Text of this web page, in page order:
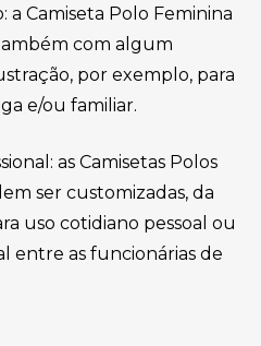
a Camiseta Polo Feminina
com algum
por exemplo, para
e/ou familiar.
as Camisetas Polos
ser customizadas, da
uso cotidiano pessoal ou
entre as funcionárias de